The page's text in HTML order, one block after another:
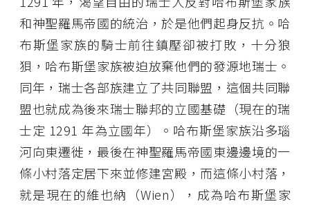
和神聖羅馬帝國的統治，於是他們起身反抗。哈
布斯堡家族的騎士前往鎮壓卻被打敗，十分狼
狽，哈布斯堡家族被迫放棄他們的發源地瑞士。
同年，瑞士各部族建立了共同聯盟，這個共同聯
盟也就成為後來瑞士聯邦的立國基礎（現在的瑞
士定 1291 年為立國年）。哈布斯堡家族沿多瑙
河向東遷徙，最後在神聖羅馬帝國東邊邊境的一
條小村落定居下來並修建宮殿，而這條小村落，
就是現在的維也納（Wien），成為哈布斯堡家